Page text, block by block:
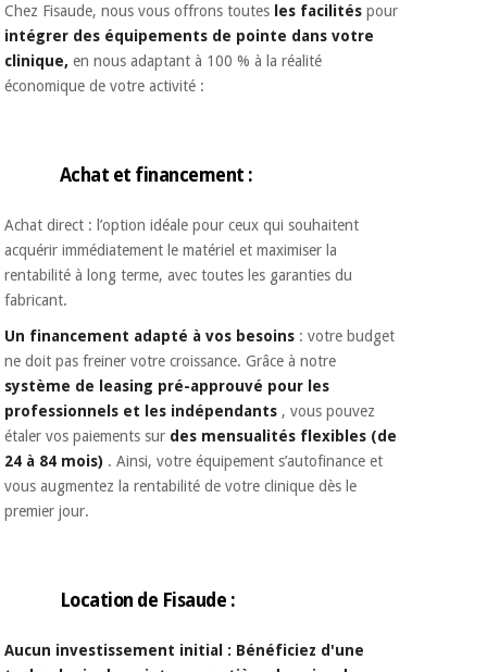
Chez Fisaude, nous vous offrons toutes les facilités pour
intégrer des équipements de pointe dans votre
clinique, en nous adaptant à 100 % à la réalité
économique de votre activité :
Achat et financement :
Achat direct : l’option idéale pour ceux qui souhaitent
acquérir immédiatement le matériel et maximiser la
rentabilité à long terme, avec toutes les garanties du
fabricant.
Un financement adapté à vos besoins : votre budget
ne doit pas freiner votre croissance. Grâce à notre
système de leasing pré-approuvé pour les
professionnels et les indépendants , vous pouvez
étaler vos paiements sur des mensualités flexibles (de
24 à 84 mois) . Ainsi, votre équipement s’autofinance et
vous augmentez la rentabilité de votre clinique dès le
premier jour.
Location de Fisaude :
Aucun investissement initial : Bénéficiez d'une